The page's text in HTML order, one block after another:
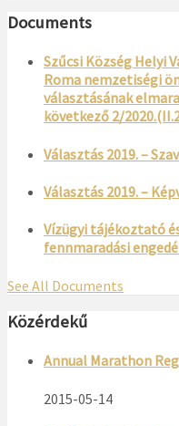
Documents
Szűcsi Község Helyi
Roma nemzetiségi
választásának
következő 2/
Választás 2019. –
Választás 2019. –
Vízügyi tájékoztató
fennmaradási
See All Documents
Közérdekű
Annual Marathon
2015-05-14